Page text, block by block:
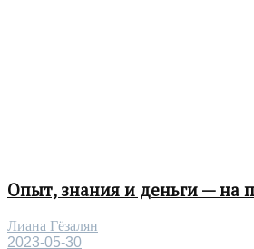
Опыт, знания и деньги — на
Лиана Гёзалян
2023-05-30